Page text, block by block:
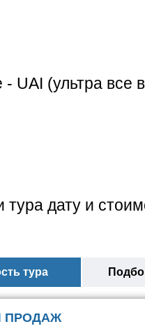
- UAI (ультра все
дату и
тура
ПРОДАЖ